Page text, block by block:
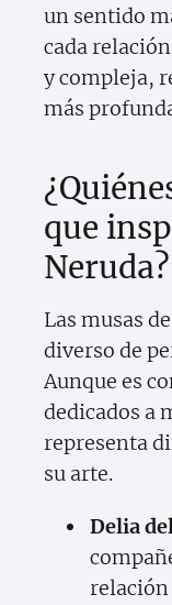
un sentido
cada
y compleja,
más
que
Neruda?
Las musas
diverso de
Aunque es
dedicados a
representa
su arte.
Delia
relación